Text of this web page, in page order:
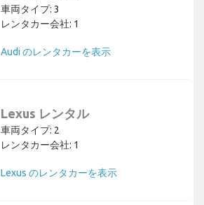
車両タイプ: 3
レンタカー会社: 1
Audi のレンタカーを表示
Lexus レンタル
車両タイプ: 2
レンタカー会社: 1
Lexus のレンタカーを表示